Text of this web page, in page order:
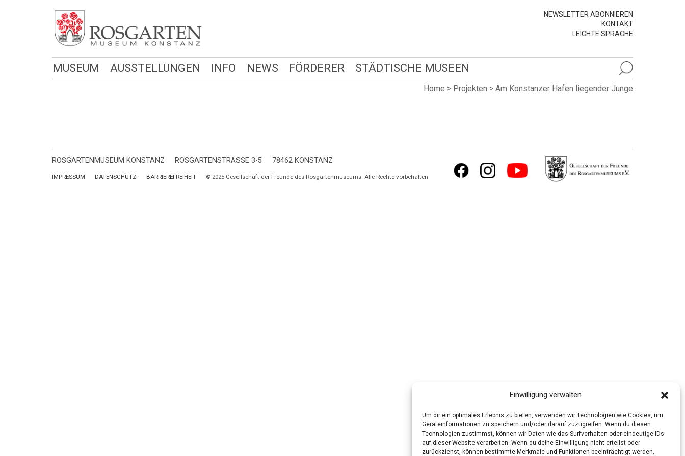
Einwilligung verwalten
Um dir ein optimales Erlebnis zu bieten, verwenden wir Technologien wie Cookies, um
Geräteinformationen zu speichern und/oder darauf zuzugreifen. Wenn du diesen
Technologien zustimmst, können wir Daten wie das Surfverhalten oder eindeutige IDs
auf dieser Website verarbeiten. Wenn du deine Einwilligung nicht erteilst oder
zurückziehst, können bestimmte Merkmale und Funktionen beeinträchtigt werden.
NEWSLETTER ABONNIEREN
KONTAKT
LEICHTE SPRACHE
MUSEUM AUSSTELLUNGEN INFO NEWS FÖRDERER STÄDTISCHE MUSEEN
Home > Projekten > Am Konstanzer Hafen liegender Junge
ROSGARTENMUSEUM KONSTANZ ROSGARTENSTRASSE 3-5 78462 KONSTANZ
IMPRESSUM DATENSCHUTZ BARRIEREFREIHEIT © 2025 Gesellschaft der Freunde des Rosgartenmuseums. Alle Rechte vorbehalten